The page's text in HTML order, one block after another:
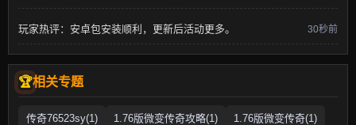
玩家热评：安卓包安装顺利，更新后活动更多。 30秒前
相关专题
传奇76523sy(1) 1.76版微变传奇攻略(1) 1.76版微变传奇(1)